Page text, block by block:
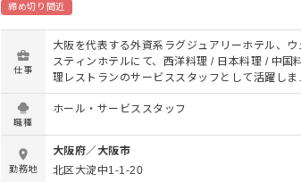
締め切り間近
仕事
大阪を代表する外資系ラグジュアリーホテル、ウ
スティンホテルにて、西洋料理 / 日本料理 / 中国
理レストランのサービススタッフとして活躍しま
んか？ 1993年にウェスティンブランド日本第一
として開業した当ホテルで、お客様に「世界最高
内、オーダー、料理やドリンクの提供、テーブル
ッティング、会計など、レストランでのサービス業
務全般をお任せします。 お客様一人ひとりに合わ
職種
ホール・サービススタッフ
勤務地
大阪府／ 大阪市
北区大淀中1-1-20